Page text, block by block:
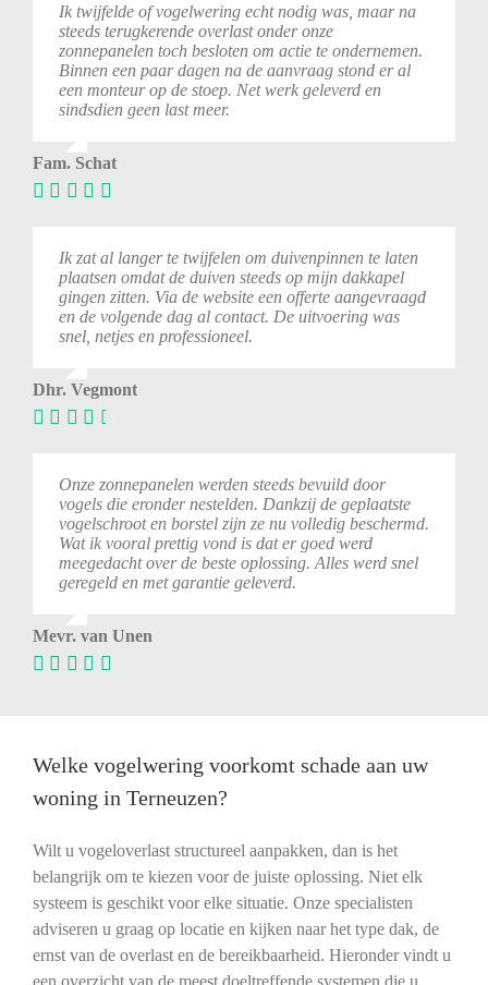
Ik twijfelde of vogelwering echt nodig was, maar na
steeds terugkerende overlast onder onze
zonnepanelen toch besloten om actie te ondernemen.
Binnen een paar dagen na de aanvraag stond er al
een monteur op de stoep. Net werk geleverd en
sindsdien geen last meer.
Fam. Schat
Ik zat al langer te twijfelen om duivenpinnen te laten
plaatsen omdat de duiven steeds op mijn dakkapel
gingen zitten. Via de website een offerte aangevraagd
en de volgende dag al contact. De uitvoering was
snel, netjes en professioneel.
Dhr. Vegmont
Onze zonnepanelen werden steeds bevuild door
vogels die eronder nestelden. Dankzij de geplaatste
vogelschroot en borstel zijn ze nu volledig beschermd.
Wat ik vooral prettig vond is dat er goed werd
meegedacht over de beste oplossing. Alles werd snel
geregeld en met garantie geleverd.
Mevr. van Unen
Welke vogelwering voorkomt schade aan uw
woning in Terneuzen?
Wilt u vogeloverlast structureel aanpakken, dan is het
belangrijk om te kiezen voor de juiste oplossing. Niet elk
systeem is geschikt voor elke situatie. Onze specialisten
adviseren u graag op locatie en kijken naar het type dak, de
ernst van de overlast en de bereikbaarheid. Hieronder vindt u
een overzicht van de meest doeltreffende systemen die u